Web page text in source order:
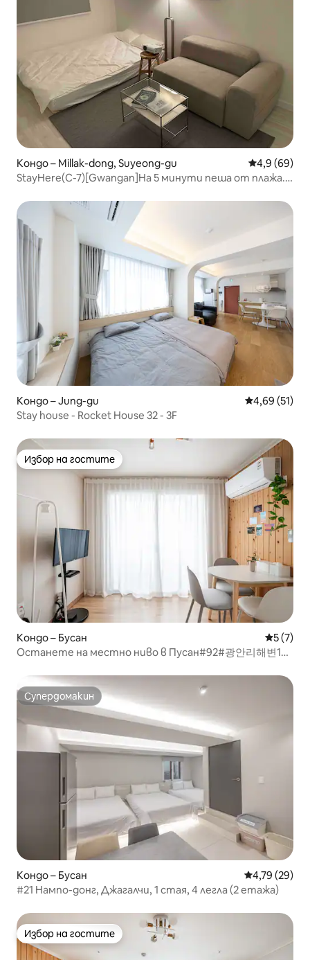
Кондо – Millak-dong, Suyeong-gu Средна
4,9 (69)
StayHere(C-7)[Gwangan]На 5 минути пеша от плажа.
Кондо – Jung-gu Средна
4,69 (51)
Stay house - Rocket House 32 - 3F
Избор на гостите
Избор на гостите
Кондо – Бусан Средна
5 (7)
Останете на местно ниво в Пусан#92#광안리해변1분
Супердомакин
Супердомакин
Кондо – Бусан Средна
4,79 (29)
#21 Нампо-донг, Джагалчи, 1 стая, 4 легла (2 етажа)
Избор на гостите
Избор на гостите